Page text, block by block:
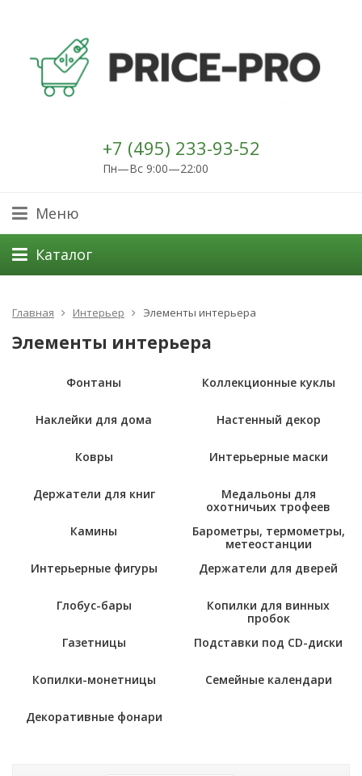
+7 (495) 233-93-52
Пн—Вс 9:00—22:00
Меню
Каталог
Главная Интерьер Элементы интерьера
Элементы интерьера
Фонтаны Коллекционные куклы
Наклейки для дома Настенный декор
Ковры Интерьерные маски
Держатели для книг
Медальоны для
охотничьих трофеев
Камины
Барометры, термометры,
метеостанции
Интерьерные фигуры
Держатели для дверей
Глобус-бары
Копилки для винных
пробок
Газетницы
Подставки под CD-диски
Копилки-монетницы Семейные календари
Декоративные фонари